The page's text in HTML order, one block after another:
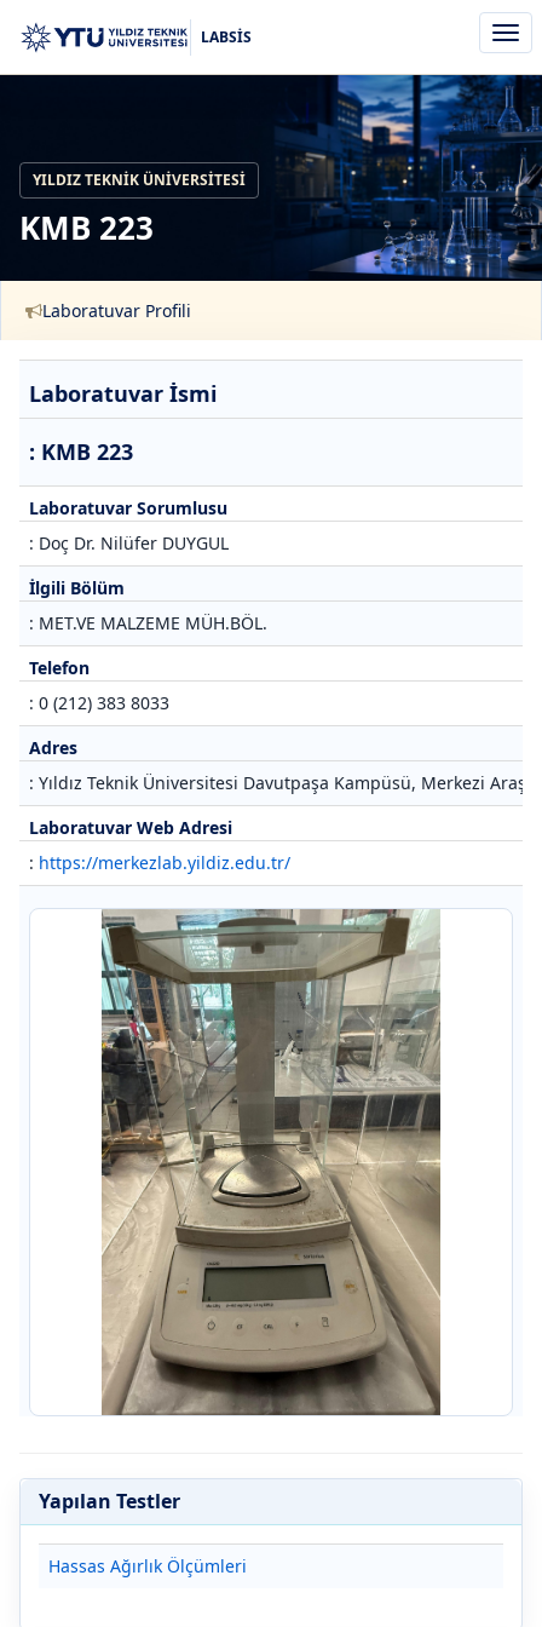
aç/
LABSİS
YILDIZ TEKNIK ÜNIVERSITESI
KMB 223
Laboratuvar Profili
Laboratuvar İsmi
: KMB 223
Laboratuvar Sorumlusu
: Doç Dr. Nilüfer DUYGUL
İlgili Bölüm
: MET.VE MALZEME MÜH.BÖL.
Telefon
: 0 (212) 383 8033
Adres
: Yıldız Teknik Üniversitesi Davutpaşa Kampüsü, Merkezi
Laboratuvar Web Adresi
: https://merkezlab.yildiz.edu.tr/
Yapılan Testler
Hassas Ağırlık Ölçümleri